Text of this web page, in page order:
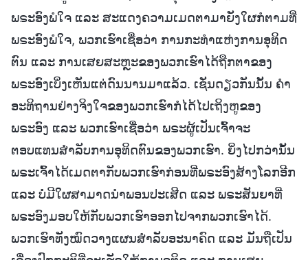
ພຣະອົງພໍໃຈ ແລະ ສະແດງຄວາມເມດຕາມາຍັງໃຜກໍຕາມທີ່
ພຣະອົງພໍໃຈ, ພວກເຮົາເຊື່ອວ່າ ການກະທຳແຫ່ງການອຸທິດ
ຕົນ ແລະ ການເສຍສະຫຼະຂອງພວກເຮົາໄດ້ຖືກຕາຂອງ
ພຣະອົງເບິ່ງເຫັນແຕ່ດົນນານມາແລ້ວ. ເຊັ່ນດຽວກັນນັ້ນ ຄຳ
ອະທິຖານຢ່າງຈິງໃຈຂອງພວກເຮົາກໍໄດ້ໄປເຖິງຫູຂອງ
ພຣະອົງ ແລະ ພວກເຮົາເຊື່ອວ່າ ພຣະຜູ້ເປັນເຈົ້າຈະ
ຕອບແທນສຳລັບການອຸທິດຕົນຂອງພວກເຮົາ. ຍິ່ງໄປກວ່ານັ້ນ
ພຣະເຈົ້າໄດ້ເມດຕາກັບພວກເຮົາກ່ອນທີ່ພຣະອົງສ້າງໂລກອີກ
ແລະ ບໍ່ມີໃຜສາມາດນໍາພອນປະເສີດ ແລະ ພຣະສັນຍາທີ່
ພຣະອົງມອບໃຫ້ກັບພວກເຮົາອອກໄປຈາກພວກເຮົາໄດ້.
ພວກເຮົາທັງໝົດວາງແຜນສຳລັບອະນາຄົດ ແລະ ມັນຖືເປັນ